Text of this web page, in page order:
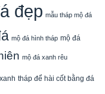
đẹp mẫu tháp mộ đá
mộ đá hình tháp mộ đá
mộ đá xanh rêu
tháp để hài cốt bằng đá